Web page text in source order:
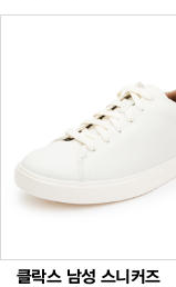
클락스 남성 스니커즈